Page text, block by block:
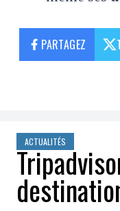
PARTAGEZ
ACTUALITÉS